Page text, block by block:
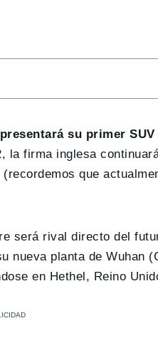
su primer
la firma inglesa
que
será rival directo del
planta de Wuhan
en Hethel, Reino